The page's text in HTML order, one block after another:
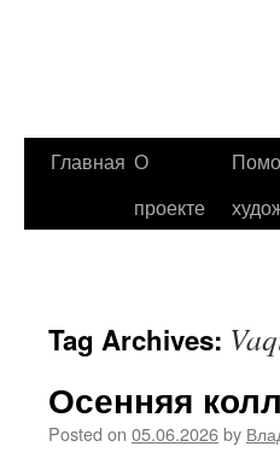
Главная О
проекте
Tag Archives:
Осенняя
Posted on 05.06.2026by